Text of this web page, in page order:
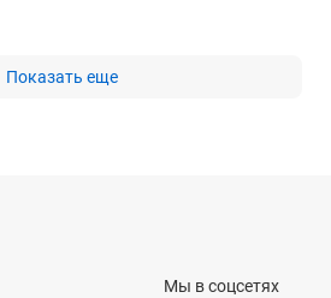
Показать еще
Мы в соцсетях